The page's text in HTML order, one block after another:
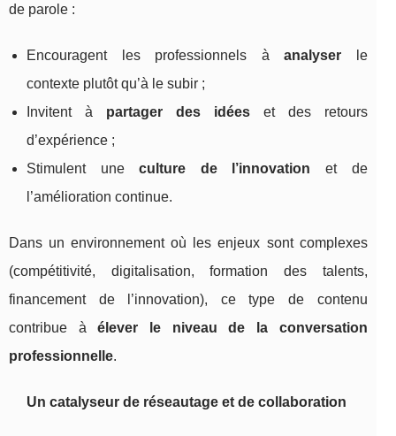
de parole :
Encouragent les professionnels àanalyser le
contexte plutôt qu’à le subir ;
Invitent à partager des idéeset des retours
d’expérience ;
Stimulent uneculture de l’innovation et de
l’amélioration continue.
Dans un environnement où les enjeux sont complexes
(compétitivité, digitalisation, formation des talents,
financement de l’innovation), ce type de contenu
contribue àélever le niveau de la conversation
professionnelle.
Un catalyseur de réseautage et de collaboration